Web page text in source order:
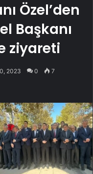
Özel’den
Başkanı
ziyareti
2023 0 7